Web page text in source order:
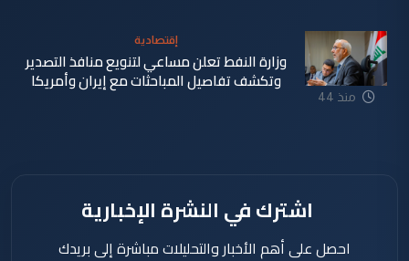
منذ 44
إقتصادية
وزارة النفط تعلن مساعي لتنويع منافذ التصدير
وتكشف تفاصيل المباحثات مع إيران وأمريكا
اشترك في النشرة الإخبارية
احصل على أهم الأخبار والتحليلات مباشرة إلى بريدك